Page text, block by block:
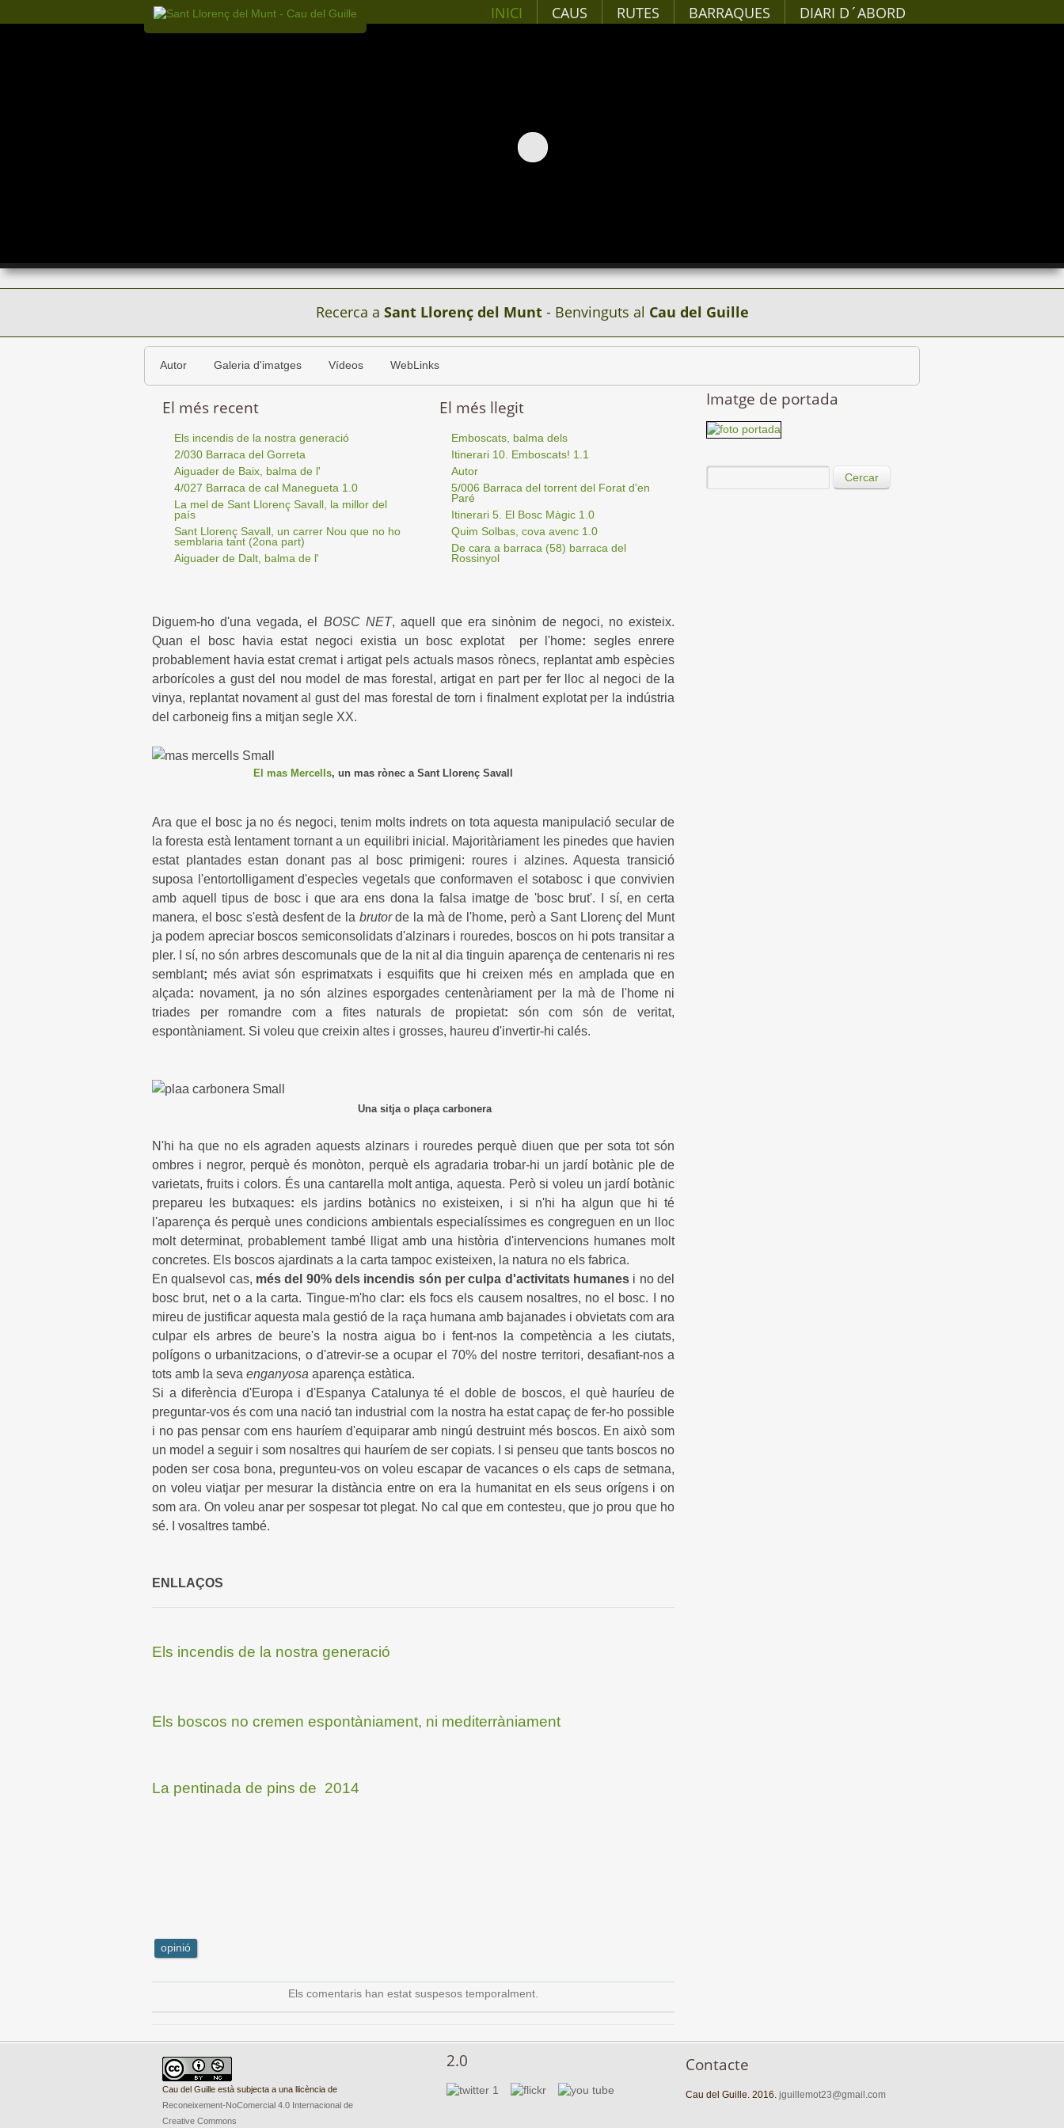
INICI CAUS RUTES BARRAQUES DIARI D´ABORD
Recerca a Sant Llorenç del Munt- Benvinguts al Cau del Guille
Autor Galeria d'imatges Vídeos WebLinks
Imatge de portada
Cercar
El més recent
Els incendis de la nostra generació
2/030 Barraca del Gorreta
Aiguader de Baix, balma de l'
4/027 Barraca de cal Manegueta 1.0
La mel de Sant Llorenç Savall, la millor del
país
Sant Llorenç Savall, un carrer Nou que no ho
semblaria tant (2ona part)
Aiguader de Dalt, balma de l'
El més llegit
Emboscats, balma dels
Itinerari 10. Emboscats! 1.1
Autor
5/006 Barraca del torrent del Forat d'en
Paré
Itinerari 5. El Bosc Màgic 1.0
Quim Solbas, cova avenc 1.0
De cara a barraca (58) barraca del
Rossinyol
Diguem-ho d'una vegada, el BOSC NET, aquell que era sinònim de negoci, no existeix.
Quan el bosc havia estat negoci existia un bosc explotat per l'home: segles enrere
probablement havia estat cremat i artigat pels actuals masos rònecs, replantat amb espècies
arborícoles a gust del nou model de mas forestal, artigat en part per fer lloc al negoci de la
vinya, replantat novament al gust del mas forestal de torn i finalment explotat per la indústria
del carboneig fins a mitjan segle XX.
El mas Mercells, un mas rònec a Sant Llorenç Savall
Ara que el bosc ja no és negoci, tenim molts indrets on tota aquesta manipulació secular de
la foresta està lentament tornant a un equilibri inicial. Majoritàriament les pinedes que havien
estat plantades estan donant pas al bosc primigeni: roures i alzines. Aquesta transició
suposa l'entortolligament d'especìes vegetals que conformaven el sotabosc i que convivien
amb aquell tipus de bosc i que ara ens dona la falsa imatge de 'bosc brut'. I sí, en certa
manera, el bosc s'està desfent de la brutorde la mà de l'home, però a Sant Llorenç del Munt
ja podem apreciar boscos semiconsolidats d'alzinars i rouredes, boscos on hi pots transitar a
pler. I sí, no són arbres descomunals que de la nit al dia tinguin aparença de centenaris ni res
semblant; més aviat són esprimatxats i esquifits que hi creixen més en amplada que en
alçada: novament, ja no són alzines esporgades centenàriament per la mà de l'home ni
triades per romandre com a fites naturals de propietat: són com són de veritat,
espontàniament. Si voleu que creixin altes i grosses, haureu d'invertir-hi calés.
Una sitja o plaça carbonera
N'hi ha que no els agraden aquests alzinars i rouredes perquè diuen que per sota tot són
ombres i negror, perquè és monòton, perquè els agradaria trobar-hi un jardí botànic ple de
varietats, fruits i colors. És una cantarella molt antiga, aquesta. Però si voleu un jardí botànic
prepareu les butxaques: els jardins botànics no existeixen, i si n'hi ha algun que hi té
l'aparença és perquè unes condicions ambientals especialíssimes es congreguen en un lloc
molt determinat, probablement també lligat amb una història d'intervencions humanes molt
concretes. Els boscos ajardinats a la carta tampoc existeixen, la natura no els fabrica.
En qualsevol cas, més del 90% dels incendis són per culpa d'activitats humanes i no del
bosc brut, net o a la carta. Tingue-m'ho clar: els focs els causem nosaltres, no el bosc. I no
mireu de justificar aquesta mala gestió de la raça humana amb bajanades i obvietats com ara
culpar els arbres de beure's la nostra aigua bo i fent-nos la competència a les ciutats,
polígons o urbanitzacions, o d'atrevir-se a ocupar el 70% del nostre territori, desafiant-nos a
tots amb la seva enganyosa aparença estàtica.
Si a diferència d'Europa i d'Espanya Catalunya té el doble de boscos, el què hauríeu de
preguntar-vos és com una nació tan industrial com la nostra ha estat capaç de fer-ho possible
i no pas pensar com ens hauríem d'equiparar amb ningú destruint més boscos. En això som
un model a seguir i som nosaltres qui hauríem de ser copiats. I si penseu que tants boscos no
poden ser cosa bona, pregunteu-vos on voleu escapar de vacances o els caps de setmana,
on voleu viatjar per mesurar la distància entre on era la humanitat en els seus orígens i on
som ara. On voleu anar per sospesar tot plegat. No cal que em contesteu, que jo prou que ho
sé. I vosaltres també.
ENLLAÇOS
Els incendis de la nostra generació
Els boscos no cremen espontàniament, ni mediterràniament
La pentinada de pins de 2014
opinió
Els comentaris han estat suspesos temporalment.
Cau del Guille està subjecta a una llicència de
Reconeixement-NoComercial 4.0 Internacional de
Creative Commons
Contacte
Cau del Guille. 2016.jguillemot23@gmail.com
2.0